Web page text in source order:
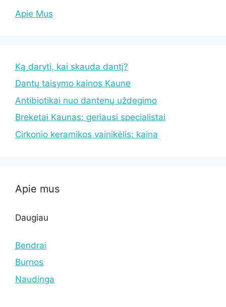
Apie Mus
Ką daryti, kai skauda dantį?
Dantų taisymo kainos Kaune
Antibiotikai nuo dantenų uždegimo
Breketai Kaunas: geriausi specialistai
Cirkonio keramikos vainikėlis: kaina
Apie mus
Daugiau
Bendrai
Burnos
Naudinga